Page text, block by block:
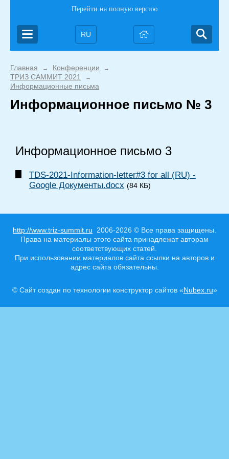
Перейти на полную версию
RU
Главная → Конференции →
ТРИЗ САММИТ 2021 →
Информационные письма
Информационное письмо № 3
Информационное письмо 3
TDS-2021-Information-letter#3 for all (RU) -
Google Документы.docx (84 КБ)
http://www.triz-summit.ru 2006-2026 © Все права защищены.
Права на материалы этого сайта принадлежат авторам
соответствующих статей.
При использовании материалов сайта ссылки на авторов и
адрес сайта обязательны.
© Сайт создан по технологии конструктор сайтов «Nubex.ru»